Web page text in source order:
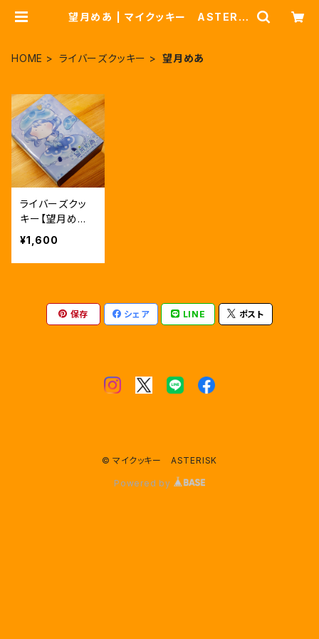
望月めあ | マイクッキー ASTERIS
HOME ライバーズクッキー 望月めあ
ライバーズクッ
キー【望月めあ】
通常版
¥1,600
保存 シェア LINE ポスト
© マイクッキー ASTERISK
Powered by